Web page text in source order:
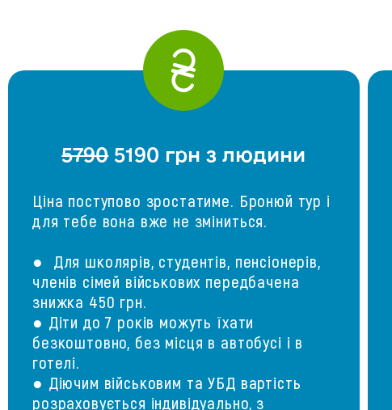
57905190 грн з людини
Ціна поступово зростатиме. Бронюй тур і
для тебе вона вже не зміниться.
● Для школярів, студентів, пенсіонерів,
членів сімей військових передбачена
знижка 450 грн.
● Діти до 7 років можуть їхати
безкоштовно, без місця в автобусі і в
готелі.
● Діючим військовим та УБД вартість
розраховується індивідуально, з